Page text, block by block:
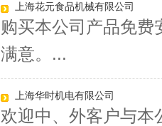
上海花元食品机械有限公司
购买本公司产品免费
满意。...
上海华时机电有限公司
欢迎中、外客户与